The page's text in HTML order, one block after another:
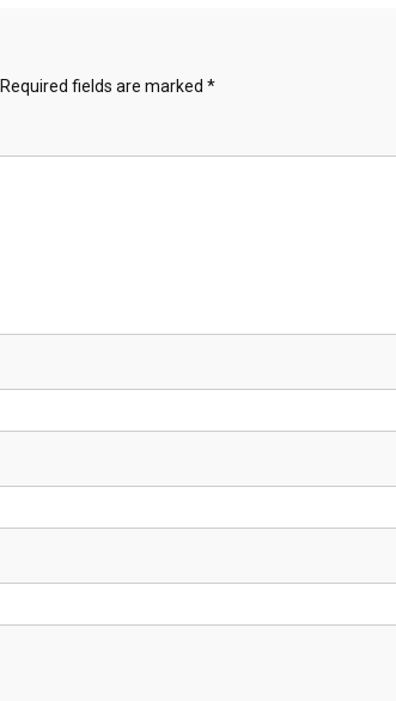
Required fields are marked *